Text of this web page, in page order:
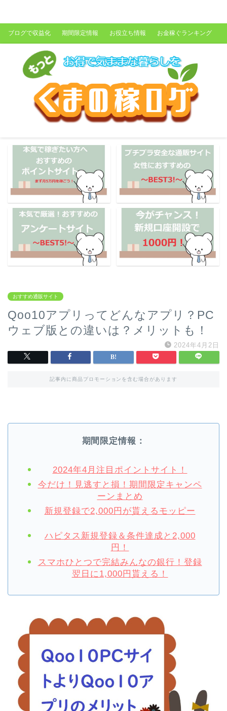
ブログで収益化 期間限定情報 お役立ち情報 お金稼ぐランキング
おすすめ通販サイト
Qoo10アプリってどんなアプリ？PC
ウェブ版との違いは？メリットも！
2024年4月2日
記事内に商品プロモーションを含む場合があります
期間限定情報：
2024年4月注目ポイントサイト！
今だけ！見逃すと損！期間限定キャンペ
ーンまとめ
新規登録で2,000円が貰えるモッピー
ハピタス新規登録＆条件達成と2,000
円！
スマホひとつで完結みんなの銀行！登録
翌日に1,000円貰える！